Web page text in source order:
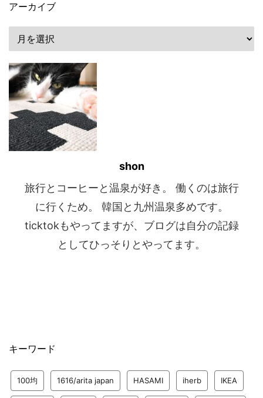
アーカイブ
shon
旅行とコーヒーと温泉が好き。 働くのは旅行
に行くため。 韓国と九州温泉多めです。
ticktokもやってますが、ブログは自分の記録
としてひっそりとやってます。
キーワード
100均 1616/arita japan HASAMI iherb IKEA